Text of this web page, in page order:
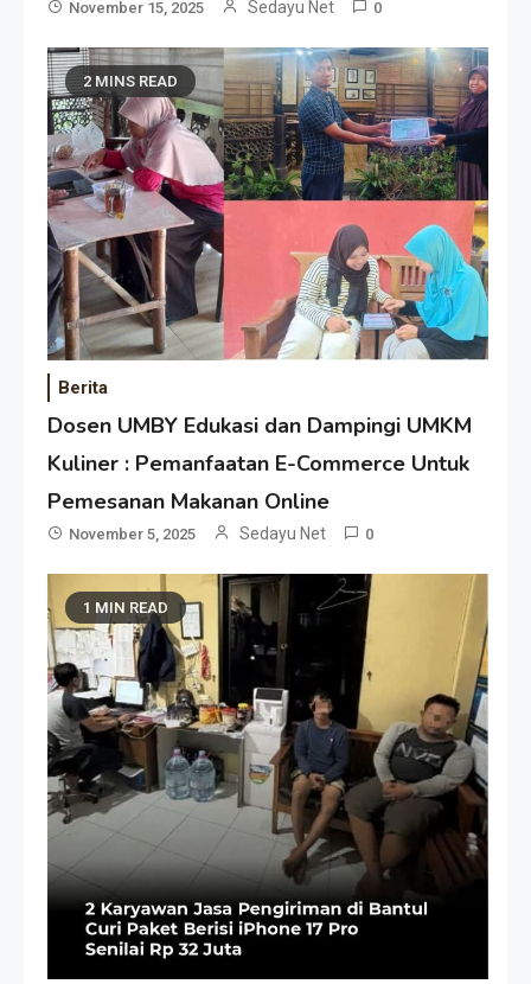
November 15, 2025 Sedayu Net 0
2 MINS READ
Berita
Dosen UMBY Edukasi dan Dampingi UMKM
Kuliner : Pemanfaatan E-Commerce Untuk
Pemesanan Makanan Online
November 5, 2025 Sedayu Net 0
1 MIN READ